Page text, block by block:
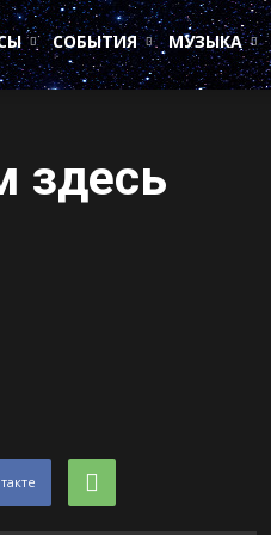
СОБЫТИЯ МУЗЫКА
здесь